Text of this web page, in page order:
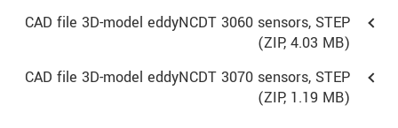
CAD file 3D-model eddyNCDT 3060 sensors, STEP
(ZIP, 4.03 MB)
CAD file 3D-model eddyNCDT 3070 sensors, STEP
(ZIP, 1.19 MB)